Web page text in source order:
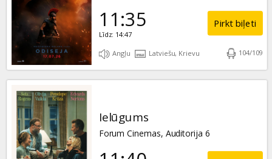
11:35
Līdz: 14:47
Pirkt biļeti
Angļu Latviešu, Krievu 104/109
Ielūgums
Forum Cinemas, Auditorija 6